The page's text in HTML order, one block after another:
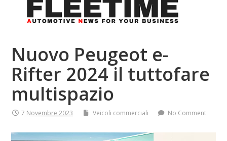
Nuovo Peugeot e-
Rifter 2024 il tuttofare
multispazio
7 Novembre 2023 Veicoli commerciali No Comment